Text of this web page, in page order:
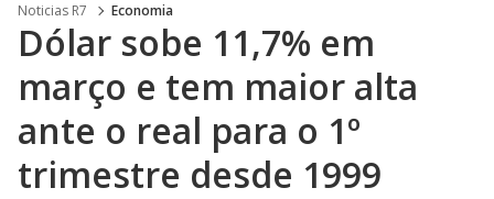
Noticias R7 Economia
Dólar sobe 11,7% em
março e tem maior alta
ante o real para o 1º
trimestre desde 1999